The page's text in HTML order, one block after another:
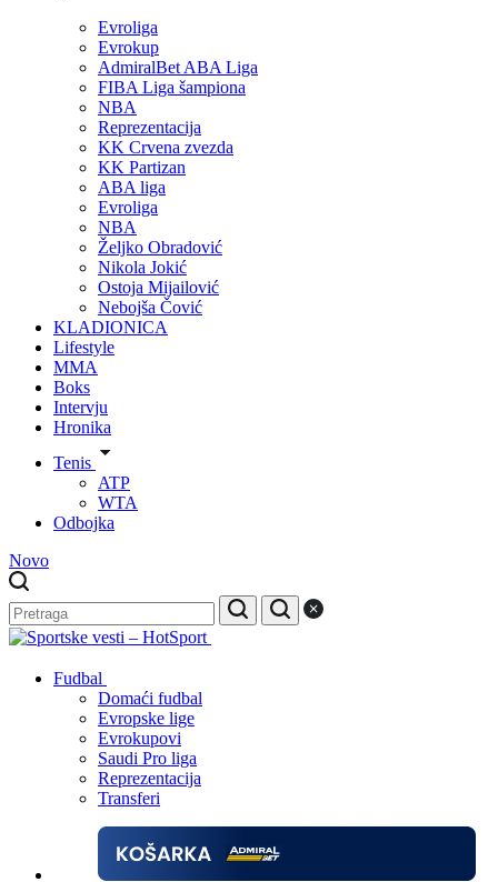
Evroliga
Evrokup
AdmiralBet ABA Liga
FIBA Liga šampiona
NBA
Reprezentacija
KK Crvena zvezda
KK Partizan
ABA liga
Evroliga
NBA
Željko Obradović
Nikola Jokić
Ostoja Mijailović
Nebojša Čović
KLADIONICA
Lifestyle
MMA
Boks
Intervju
Hronika
Tenis
ATP
WTA
Odbojka
Novo
Fudbal
Domaći fudbal
Evropske lige
Evrokupovi
Saudi Pro liga
Reprezentacija
Transferi